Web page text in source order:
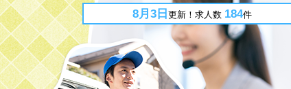
8月3日 更新！ 求人数 184件